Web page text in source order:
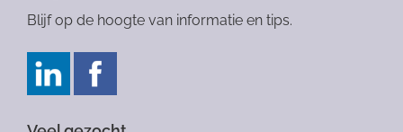
Blijf op de hoogte van informatie en tips.